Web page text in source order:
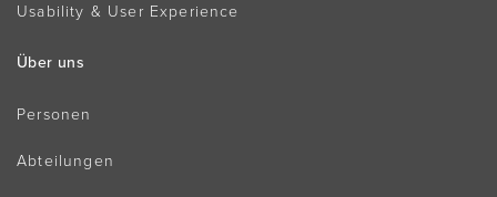
Usability & User Experience
Über uns
Personen
Abteilungen